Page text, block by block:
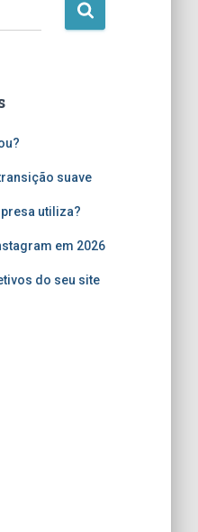
suave
utiliza?
em 2026
do seu site